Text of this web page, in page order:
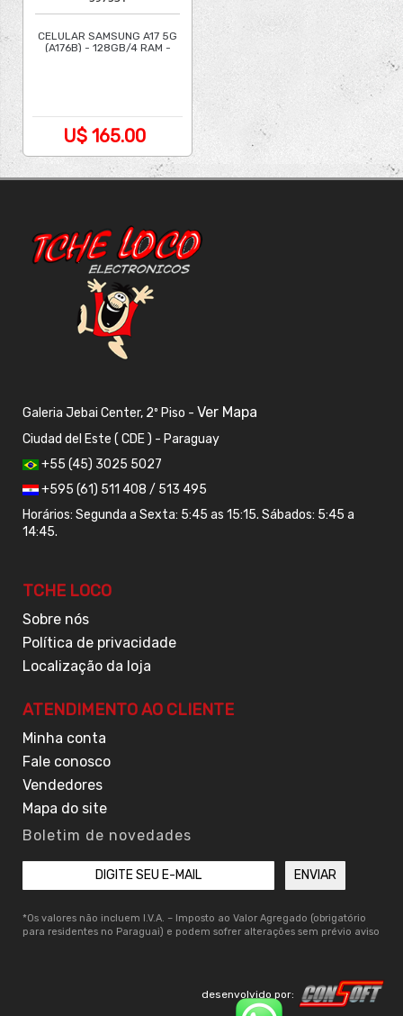
CELULAR SAMSUNG A17 5G
(A176B) - 128GB/4 RAM -
U$ 165.00
Galeria Jebai Center, 2º Piso - Ver Mapa
Ciudad del Este ( CDE ) - Paraguay
+55 (45) 3025 5027
+595 (61) 511 408 / 513 495
Horários: Segunda a Sexta: 5:45 as 15:15. Sábados: 5:45 a
14:45.
TCHE LOCO
Sobre nós
Política de privacidade
Localização da loja
ATENDIMENTO AO CLIENTE
Minha conta
Fale conosco
Vendedores
Mapa do site
Boletim de novedades
*Os valores não incluem I.V.A. – Imposto ao Valor Agregado (obrigatório
para residentes no Paraguai) e podem sofrer alterações sem prévio aviso
desenvolvido por: